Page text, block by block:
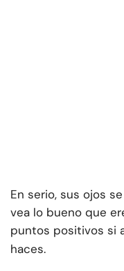
En serio, sus ojos
vea lo bueno que
puntos positivos si
haces.